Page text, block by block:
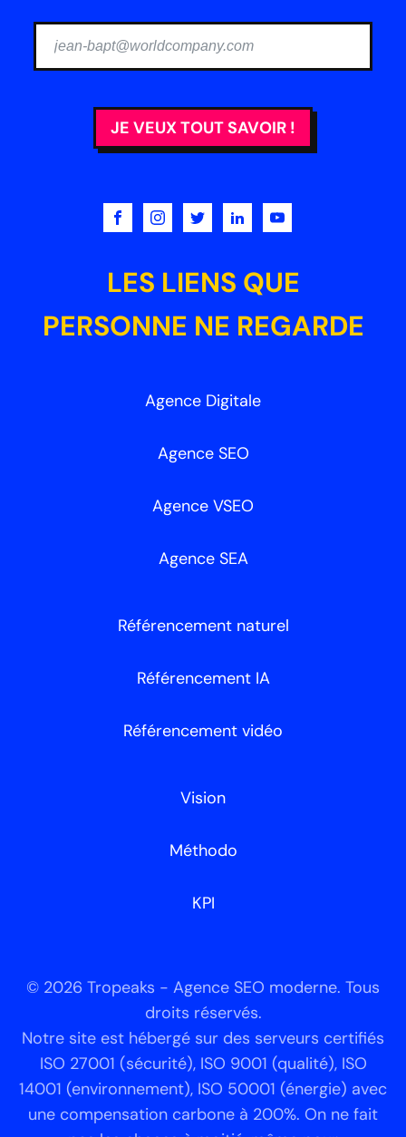
JE VEUX TOUT SAVOIR !
LES LIENS QUE
PERSONNE NE REGARDE
Agence Digitale
Agence SEO
Agence VSEO
Agence SEA
Référencement naturel
Référencement IA
Référencement vidéo
Vision
Méthodo
KPI
© 2026 Tropeaks - Agence SEO moderne. Tous
droits réservés.
Notre site est hébergé sur des serveurs certifiés
ISO 27001 (sécurité), ISO 9001 (qualité), ISO
14001 (environnement), ISO 50001 (énergie) avec
une compensation carbone à 200%. On ne fait